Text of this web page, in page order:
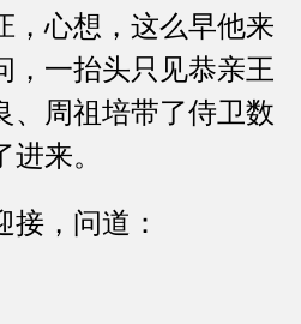
，心想，这么早他来
，一抬头只见恭亲王
、周祖培带了侍卫数
来。
接，问道：